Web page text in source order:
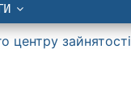
центру зайнятості